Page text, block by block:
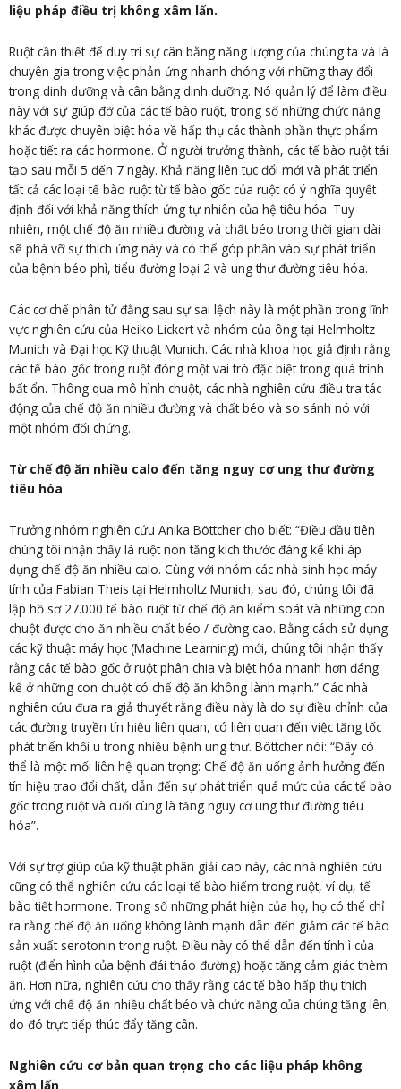
liệu pháp điều trị không xâm lấn.
Ruột cần thiết để duy trì sự cân bằng năng lượng của chúng ta và là
chuyên gia trong việc phản ứng nhanh chóng với những thay đổi
trong dinh dưỡng và cân bằng dinh dưỡng. Nó quản lý để làm điều
này với sự giúp đỡ của các tế bào ruột, trong số những chức năng
khác được chuyên biệt hóa về hấp thụ các thành phần thực phẩm
hoặc tiết ra các hormone. Ở người trưởng thành, các tế bào ruột tái
tạo sau mỗi 5 đến 7 ngày. Khả năng liên tục đổi mới và phát triển
tất cả các loại tế bào ruột từ tế bào gốc của ruột có ý nghĩa quyết
định đối với khả năng thích ứng tự nhiên của hệ tiêu hóa. Tuy
nhiên, một chế độ ăn nhiều đường và chất béo trong thời gian dài
sẽ phá vỡ sự thích ứng này và có thể góp phần vào sự phát triển
của bệnh béo phì, tiểu đường loại 2 và ung thư đường tiêu hóa.
Các cơ chế phân tử đằng sau sự sai lệch này là một phần trong lĩnh
vực nghiên cứu của Heiko Lickert và nhóm của ông tại Helmholtz
Munich và Đại học Kỹ thuật Munich. Các nhà khoa học giả định rằng
các tế bào gốc trong ruột đóng một vai trò đặc biệt trong quá trình
bất ổn. Thông qua mô hình chuột, các nhà nghiên cứu điều tra tác
động của chế độ ăn nhiều đường và chất béo và so sánh nó với
một nhóm đối chứng.
Từ chế độ ăn nhiều calo đến tăng nguy cơ ung thư đường
tiêu hóa
Trưởng nhóm nghiên cứu Anika Böttcher cho biết: “Điều đầu tiên
chúng tôi nhận thấy là ruột non tăng kích thước đáng kể khi áp
dụng chế độ ăn nhiều calo. Cùng với nhóm các nhà sinh học máy
tính của Fabian Theis tại Helmholtz Munich, sau đó, chúng tôi đã
lập hồ sơ 27.000 tế bào ruột từ chế độ ăn kiểm soát và những con
chuột được cho ăn nhiều chất béo / đường cao. Bằng cách sử dụng
các kỹ thuật máy học (Machine Learning) mới, chúng tôi nhận thấy
rằng các tế bào gốc ở ruột phân chia và biệt hóa nhanh hơn đáng
kể ở những con chuột có chế độ ăn không lành mạnh.” Các nhà
nghiên cứu đưa ra giả thuyết rằng điều này là do sự điều chỉnh của
các đường truyền tín hiệu liên quan, có liên quan đến việc tăng tốc
phát triển khối u trong nhiều bệnh ung thư. Böttcher nói: “Đây có
thể là một mối liên hệ quan trọng: Chế độ ăn uống ảnh hưởng đến
tín hiệu trao đổi chất, dẫn đến sự phát triển quá mức của các tế bào
gốc trong ruột và cuối cùng là tăng nguy cơ ung thư đường tiêu
hóa”.
Với sự trợ giúp của kỹ thuật phân giải cao này, các nhà nghiên cứu
cũng có thể nghiên cứu các loại tế bào hiếm trong ruột, ví dụ, tế
bào tiết hormone. Trong số những phát hiện của họ, họ có thể chỉ
ra rằng chế độ ăn uống không lành mạnh dẫn đến giảm các tế bào
sản xuất serotonin trong ruột. Điều này có thể dẫn đến tính ì của
ruột (điển hình của bệnh đái tháo đường) hoặc tăng cảm giác thèm
ăn. Hơn nữa, nghiên cứu cho thấy rằng các tế bào hấp thụ thích
ứng với chế độ ăn nhiều chất béo và chức năng của chúng tăng lên,
do đó trực tiếp thúc đẩy tăng cân.
Nghiên cứu cơ bản quan trọng cho các liệu pháp không
xâm lấn